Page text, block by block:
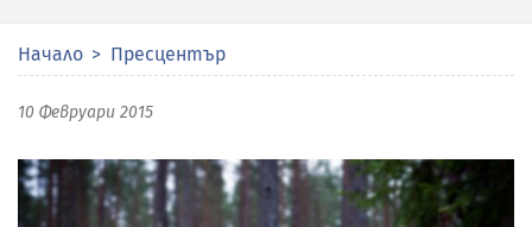
Начало Пресцентър
10 Февруари 2015